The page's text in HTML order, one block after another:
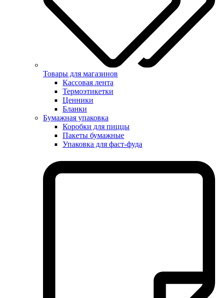
Товары для магазинов
Кассовая лента
Термоэтикетки
Ценники
Бланки
Бумажная упаковка
Коробки для пиццы
Пакеты бумажные
Упаковка для фаст-фуда